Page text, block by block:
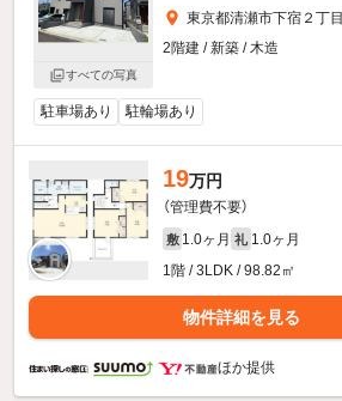
すべての写真
東京都清瀬市下宿２丁目
2階建 / 新築 / 木造
駐車場あり 駐輪場あり
19万円
（管理費不要）
敷 1.0ヶ月 礼 1.0ヶ月
1階 / 3LDK / 98.82㎡
物件詳細を見る
ほか提供